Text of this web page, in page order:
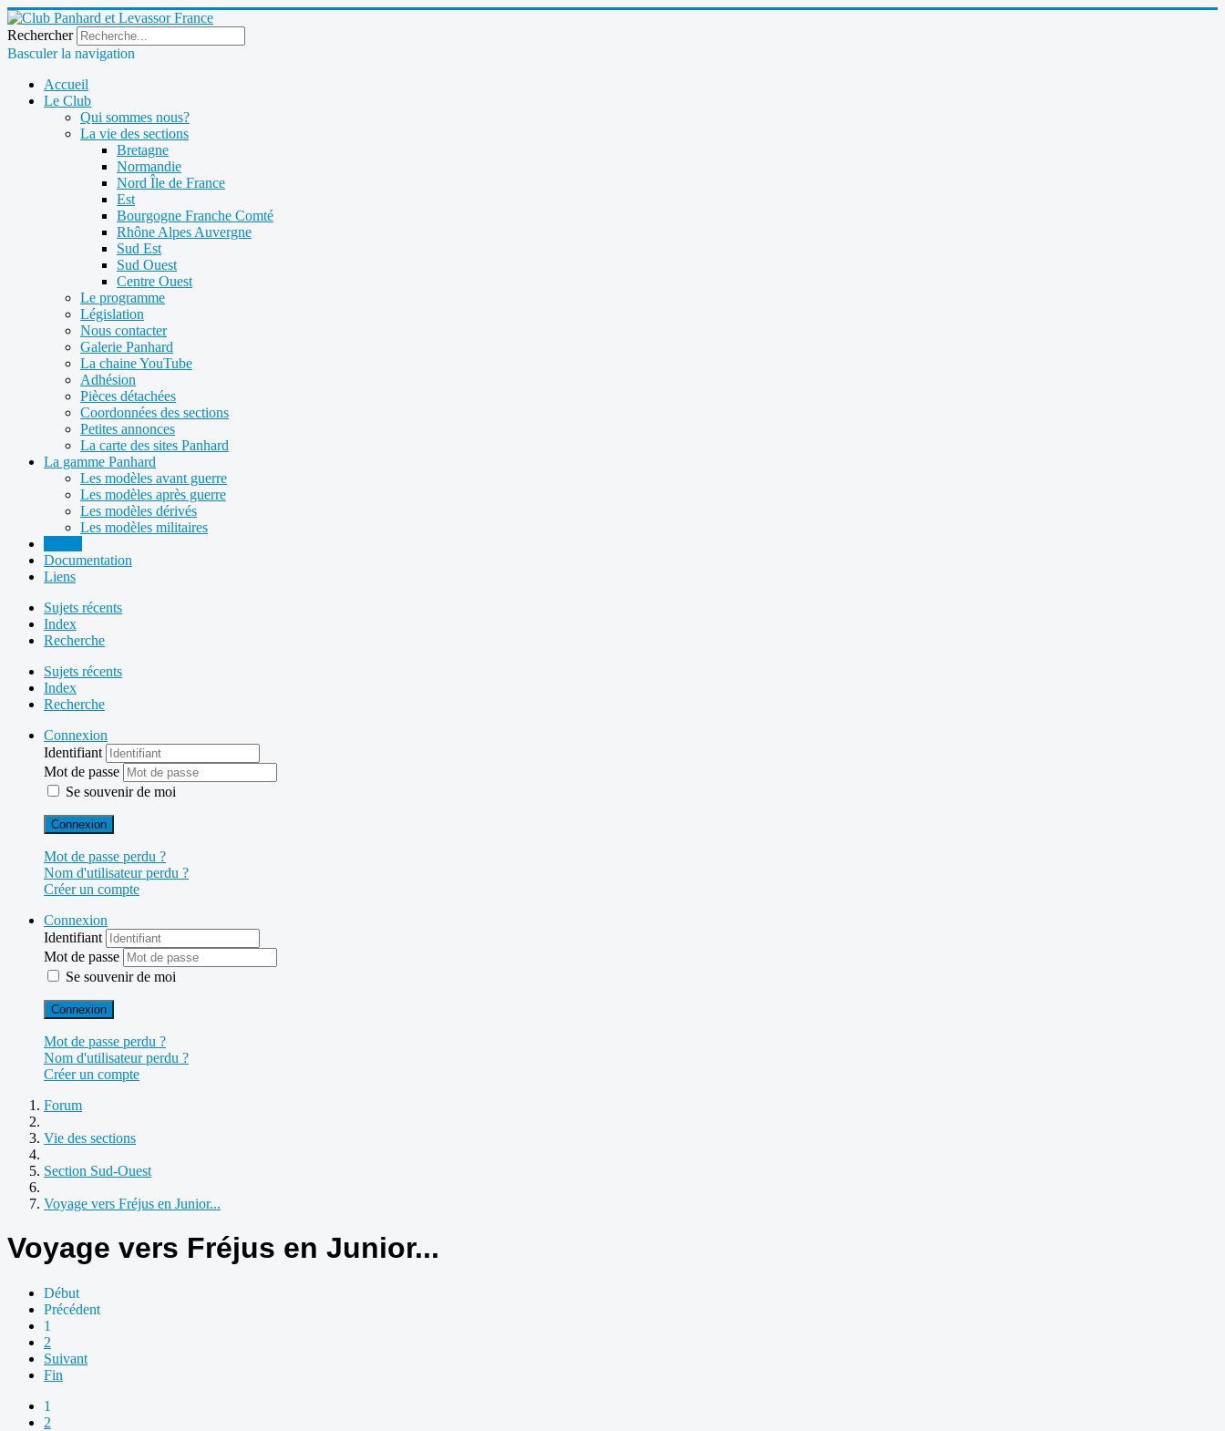
Rechercher
Basculer la navigation
Accueil
Le Club
Qui sommes nous?
La vie des sections
Bretagne
Normandie
Nord Île de France
Est
Bourgogne Franche Comté
Rhône Alpes Auvergne
Sud Est
Sud Ouest
Centre Ouest
Le programme
Législation
Nous contacter
Galerie Panhard
La chaine YouTube
Adhésion
Pièces détachées
Coordonnées des sections
Petites annonces
La carte des sites Panhard
La gamme Panhard
Les modèles avant guerre
Les modèles après guerre
Les modèles dérivés
Les modèles militaires
Documentation
Liens
Sujets récents
Index
Recherche
Sujets récents
Index
Recherche
Connexion
Identifiant
Mot de passe
Se souvenir de moi
Connexion
Mot de passe perdu ?
Nom d'utilisateur perdu ?
Créer un compte
Connexion
Identifiant
Mot de passe
Se souvenir de moi
Connexion
Mot de passe perdu ?
Nom d'utilisateur perdu ?
Créer un compte
Forum
Vie des sections
Section Sud-Ouest
Voyage vers Fréjus en Junior...
Voyage vers Fréjus en Junior...
Début
Précédent
1
2
Suivant
Fin
1
2